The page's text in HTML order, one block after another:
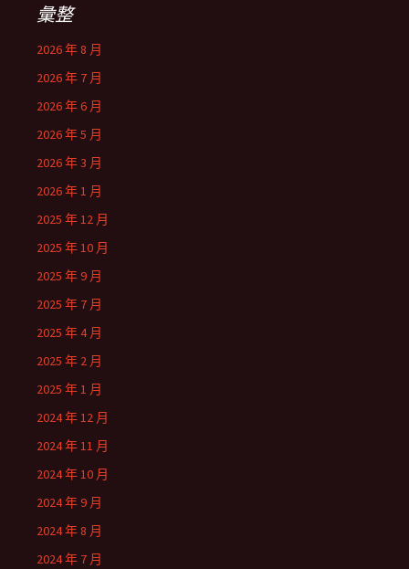
彙整
2026 年 8 月
2026 年 7 月
2026 年 6 月
2026 年 5 月
2026 年 3 月
2026 年 1 月
2025 年 12 月
2025 年 10 月
2025 年 9 月
2025 年 7 月
2025 年 4 月
2025 年 2 月
2025 年 1 月
2024 年 12 月
2024 年 11 月
2024 年 10 月
2024 年 9 月
2024 年 8 月
2024 年 7 月